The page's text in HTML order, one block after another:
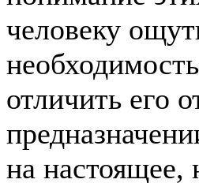
человеку
отличить его
на